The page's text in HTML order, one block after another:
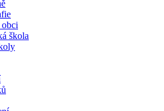
škola